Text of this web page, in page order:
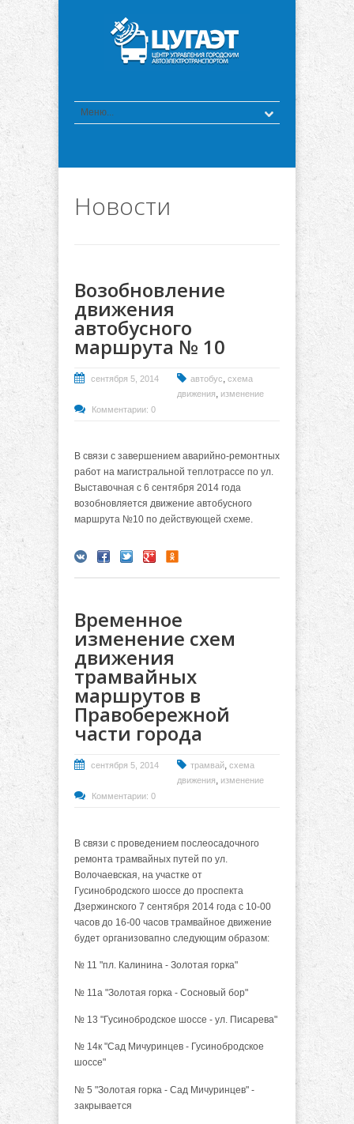
Новости
Возобновление
движения
автобусного
маршрута № 10
сентября 5, 2014 автобус, схема
движения, изменение
Комментарии: 0
В связи с завершением аварийно-ремонтных
работ на магистральной теплотрассе по ул.
Выставочная с 6 сентября 2014 года
возобновляется движение автобусного
маршрута №10 по действующей схеме.
Временное
изменение схем
движения
трамвайных
маршрутов в
Правобережной
части города
сентября 5, 2014 трамвай, схема
движения, изменение
Комментарии: 0
В связи с проведением послеосадочного
ремонта трамвайных путей по ул.
Волочаевская, на участке от
Гусинобродского шоссе до проспекта
Дзержинского 7 сентября 2014 года с 10-00
часов до 16-00 часов трамвайное движение
будет организовапно следующим образом:
№ 11 "пл. Калинина - Золотая горка"
№ 11а "Золотая горка - Сосновый бор"
№ 13 "Гусинобродское шоссе - ул. Писарева"
№ 14к "Сад Мичуринцев - Гусинобродское
шоссе"
№ 5 "Золотая горка - Сад Мичуринцев" -
закрывается